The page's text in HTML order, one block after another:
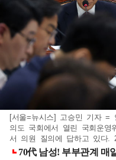
[서울=뉴시스] 고승민 기자 =
의도 국회에서 열린 국회운영
서 의원 질의에 답하고 있다.